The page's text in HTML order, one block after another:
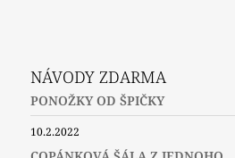
NÁVODY ZDARMA
PONOŽKY OD ŠPIČKY
10.2.2022